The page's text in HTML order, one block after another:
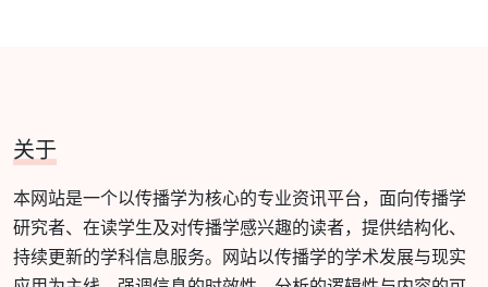
关于
本网站是一个以传播学为核心的专业资讯平台，面向传播学
研究者、在读学生及对传播学感兴趣的读者，提供结构化、
持续更新的学科信息服务。网站以传播学的学术发展与现实